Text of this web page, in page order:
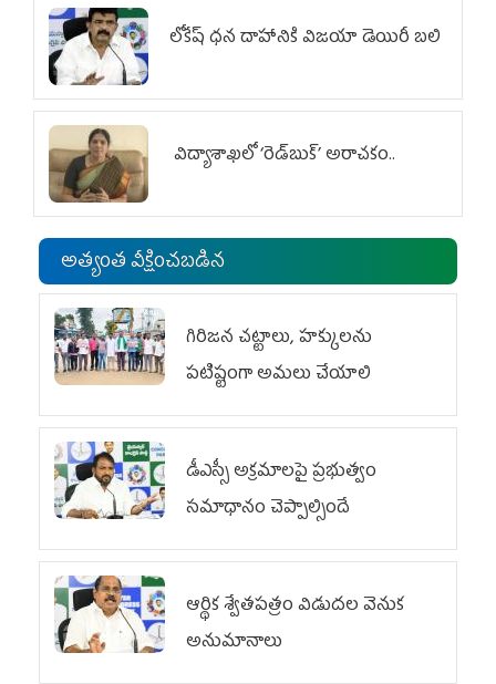
లోకేష్ ధ‌న దాహానికి విజ‌యా డెయిరీ బ‌లి
విద్యాశాఖలో ‘రెడ్‌బుక్’ అరాచకం..
అత్యంత వీక్షించబడిన
గిరిజన చట్టాలు, హక్కులను
పటిష్టంగా అమలు చేయాలి
డీఎస్సీ అక్రమాలపై ప్రభుత్వం
సమాధానం చెప్పాల్సిందే
ఆర్థిక శ్వేతపత్రం విడుదల వెనుక
అనుమానాలు